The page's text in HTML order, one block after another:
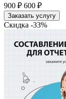
900 ₽ 600 ₽
Заказать услугу
Скидка -33%